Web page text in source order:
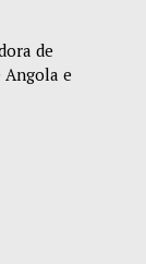
de
e